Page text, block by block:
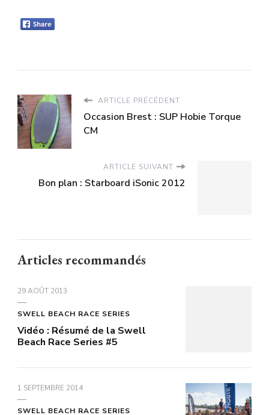
ARTICLE PRÉCÉDENT
Occasion Brest : SUP Hobie Torque
CM
ARTICLE SUIVANT
Bon plan : Starboard iSonic 2012
Articles recommandés
29 AOÛT 2013
SWELL BEACH RACE SERIES
Vidéo : Résumé de la Swell
Beach Race Series #5
1 SEPTEMBRE 2014
SWELL BEACH RACE SERIES